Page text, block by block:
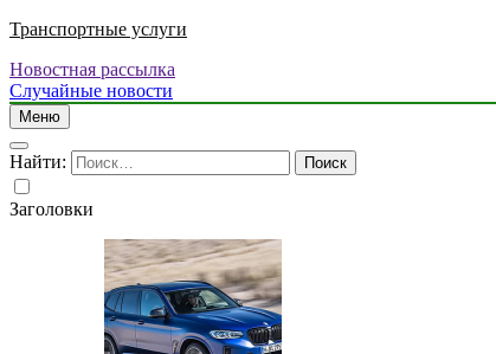
Транспортные услуги
Новостная рассылка
Случайные новости
Меню
Найти:
Заголовки